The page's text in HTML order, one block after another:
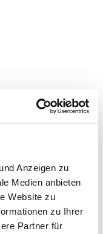
Anzeigen zu
Medien anbieten
Website zu
zu Ihrer
Partner für